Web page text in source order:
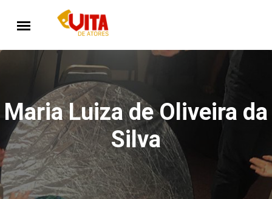
Maria Luiza de Oliveira da
Silva